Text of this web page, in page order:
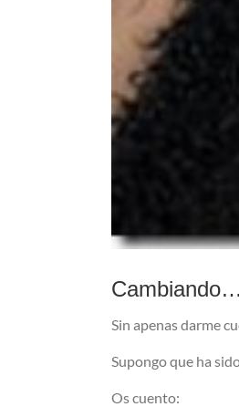
Cambiando…
Sin apenas darme
Supongo que ha
Os cuento: